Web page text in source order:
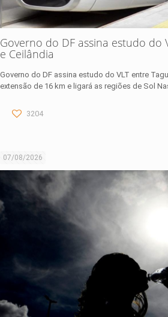
Governo do DF assina estudo do
e Ceilândia
Governo do DF assina estudo do VLT entre
extensão de 16 km e ligará as regiões de Sol
3204
07/08/2026